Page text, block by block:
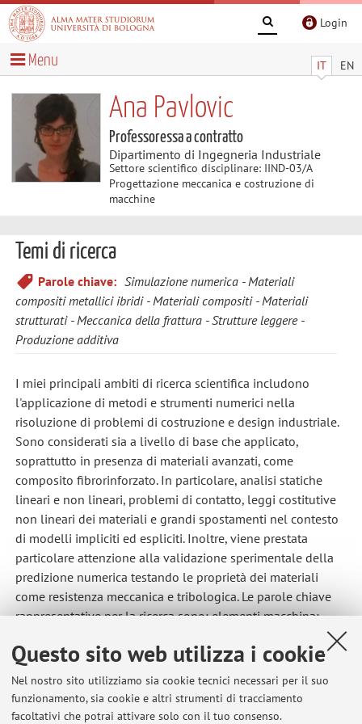
Questo sito web utilizza i cookie
Nel nostro sito utilizziamo sia cookie tecnici necessari per il suo
funzionamento, sia cookie e altri strumenti di tracciamento
facoltativi che potrai attivare solo con il tuo consenso.
Login
IT EN
Menu
Ana Pavlovic
Professoressa a contratto
Dipartimento di Ingegneria Industriale
Settore scientifico disciplinare: IIND-03/A
Progettazione meccanica e costruzione di
macchine
Temi di ricerca
Parole chiave: Simulazione numerica
Materiali
compositi metallici ibridi
Materiali compositi
Materiali
strutturati
Meccanica della frattura
Strutture leggere
Produzione additiva
I miei principali ambiti di ricerca scientifica includono
l'applicazione di metodi e strumenti numerici nella
risoluzione di problemi di costruzione e design industriale.
Sono considerati sia a livello di base che applicato,
soprattutto in presenza di materiali avanzati, come
composito fibrorinforzato. In particolare, analisi statiche
lineari e non lineari, problemi di contatto, leggi costitutive
non lineari dei materiali e grandi spostamenti nel contesto
di modelli impliciti ed espliciti. Inoltre, viene prestata
particolare attenzione alla validazione sperimentale della
predizione numerica testando le proprietà dei materiali
come resistenza meccanica e tribologica. Le parole chiave
rappresentative per la ricerca sono: elementi macchina;
meccanica sperimentale; comportamento meccanico dei
materiali; compositi e biocompositi; fibre e polimeri;
progettazione e ottimizzazione dei compositi; progettazione
di componenti meccaniche; sviluppo di criteri di fallimento;